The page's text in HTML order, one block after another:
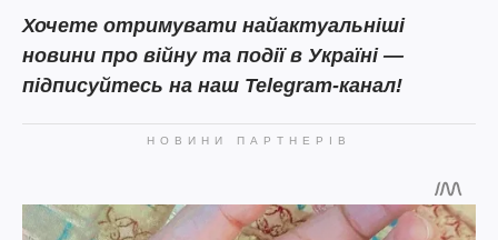
Хочете отримувати найактуальніші
новини про війну та події в Україні —
підписуйтесь на наш Telegram-канал!